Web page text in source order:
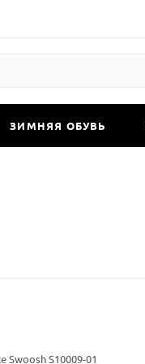
ЗИМНЯЯ ОБУВЬ
Swoosh S10009-01